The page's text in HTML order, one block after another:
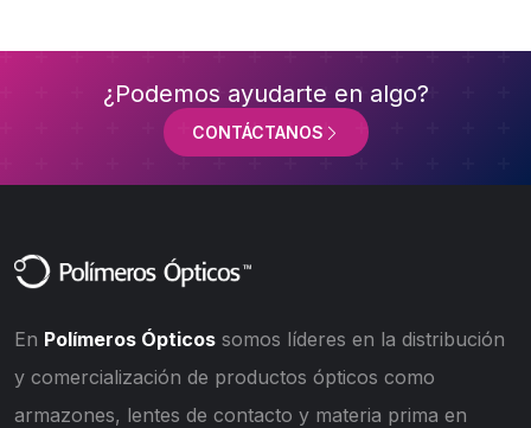
¿Podemos ayudarte en algo?
CONTÁCTANOS
En Polímeros Ópticos somos líderes en la distribución
y comercialización de productos ópticos como
armazones, lentes de contacto y materia prima en